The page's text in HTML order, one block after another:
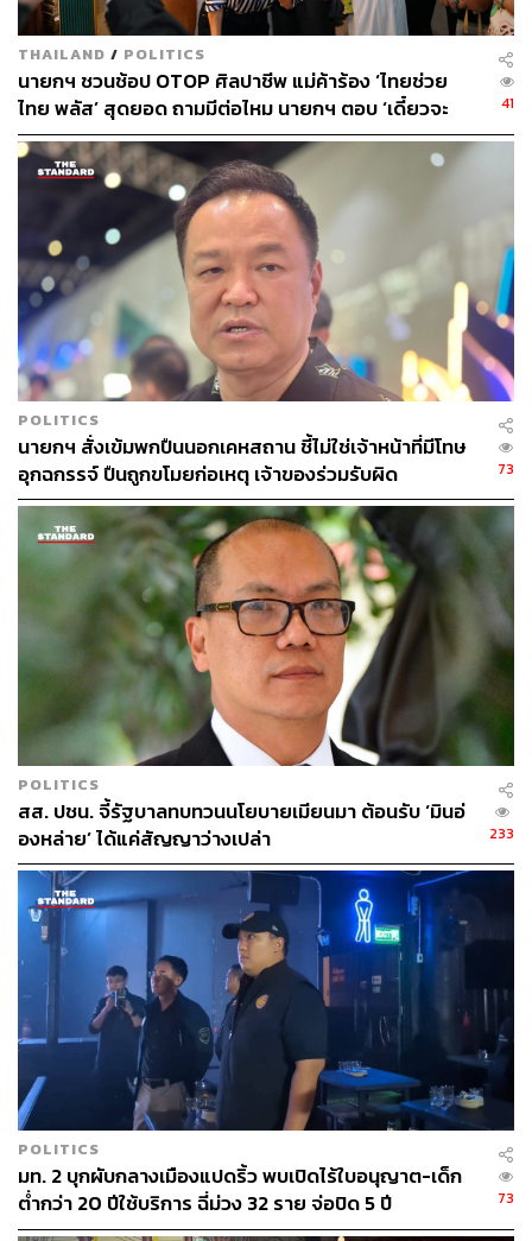
ส่วนรูปแบบที่มาของ สสร. ควรมาจากการเลือกตั้งทางอ้อม
หรืออิงตามคำวินิจฉัยของศาลรัฐธรรมนูญนั้น จุลพันธ์ระบุว่า
พรรคจำเป็นต้องใช้เวลาทบทวนและหารือเพื่อให้เกิดความ
ตกผลึก โดยยังไม่สามารถให้คำตอบที่ชัดเจนได้ในขณะนี้
รวมถึงการพิจารณาว่าจะต้องปรับแก้ที่มาของ สสร. ให้
สอดคล้องกับร่างของพรรคภูมิใจไทยหรือไม่ ซึ่งทั้งหมดต้อง
ผ่านการให้ความเห็นชอบจากสมาชิกพรรคเพื่อไทยก่อน
จุลพันธ์กล่าวในตอนท้ายว่า การแก้ไขกฎหมายหลักของ
ประเทศไม่สามารถเริ่มต้นด้วยความขัดแย้งได้ พรรคเพื่อไทย
พร้อมรับฟังทุกฝ่าย ทั้งฝ่ายค้านและรัฐบาล เพื่อแสวงหาจุด
ร่วมที่สามารถเดินหน้าต่อไปได้ เนื่องจากหากเริ่มต้นด้วยการ
ประจัญหน้า กระบวนการแก้ไขรัฐธรรมนูญจะไม่สามารถ
ประสบความสำเร็จได้จริง
TAGS: อนุทิน ชาญวีรกูล
พรรคภูมิใจไทย
การแก้ไขรัฐธรรมนูญ
ศาลรัฐธรรมนูญ
จุลพันธ์ อมรวิวัฒน์
สมาชิกสภาร่างรัฐธรรมนูญ (สสร.)
กระทรวงมหาดไทย
นายกรัฐมนตรี
พรรคเพื่อไทย
กระทรวงแรงงาน
56
ABOUT THE AUTHOR
THE STANDARD TEAM
กองบรรณาธิการ THE STANDARD
ABOUT THE PHOTOGRAPHER
ศวิตา พูลเสถียร
ช่างภาพข่าว ประจำสำนักข่าว THE
STANDARD
THAILAND / POLITICS
นายกฯ ชวนช้อป OTOP ศิลปาชีพ แม่ค้าร้อง ‘ไทยช่วย
ไทย พลัส’ สุดยอด ถามมีต่อไหม นายกฯ ตอบ ‘เดี๋ยวจะ
พยายาม’
41
POLITICS
นายกฯ สั่งเข้มพกปืนนอกเคหสถาน ชี้ไม่ใช่เจ้าหน้าที่มีโทษ
อุกฉกรรจ์ ปืนถูกขโมยก่อเหตุ เจ้าของร่วมรับผิด
73
POLITICS
สส. ปชน. จี้รัฐบาลทบทวนนโยบายเมียนมา ต้อนรับ ‘มินอ่
องหล่าย’ ได้แค่สัญญาว่างเปล่า
233
POLITICS
มท. 2 บุกผับกลางเมืองแปดริ้ว พบเปิดไร้ใบอนุญาต-เด็ก
ต่ำกว่า 20 ปีใช้บริการ ฉี่ม่วง 32 ราย จ่อปิด 5 ปี
73